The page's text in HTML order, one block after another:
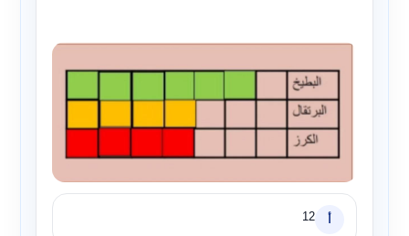
12